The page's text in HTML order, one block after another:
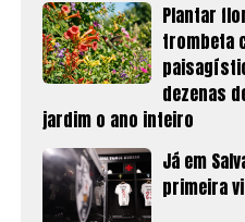
Plantar
trombeta
dezenas
jardim o ano inteiro
Já em
primeira